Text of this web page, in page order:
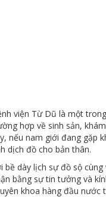
viện Từ Dũ là một
hợp về sinh sản,
nếu nam giới đang gặp
dịch đồ cho bản thân.
bề dày lịch sự đồ sộ
bằng sự tin tưởng và
khoa hàng đầu nước